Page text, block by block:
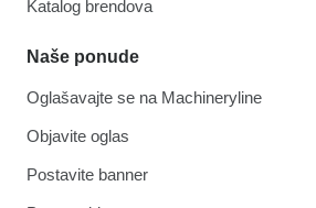
Katalog brendova
Naše ponude
Oglašavajte se na Machineryline
Objavite oglas
Postavite banner